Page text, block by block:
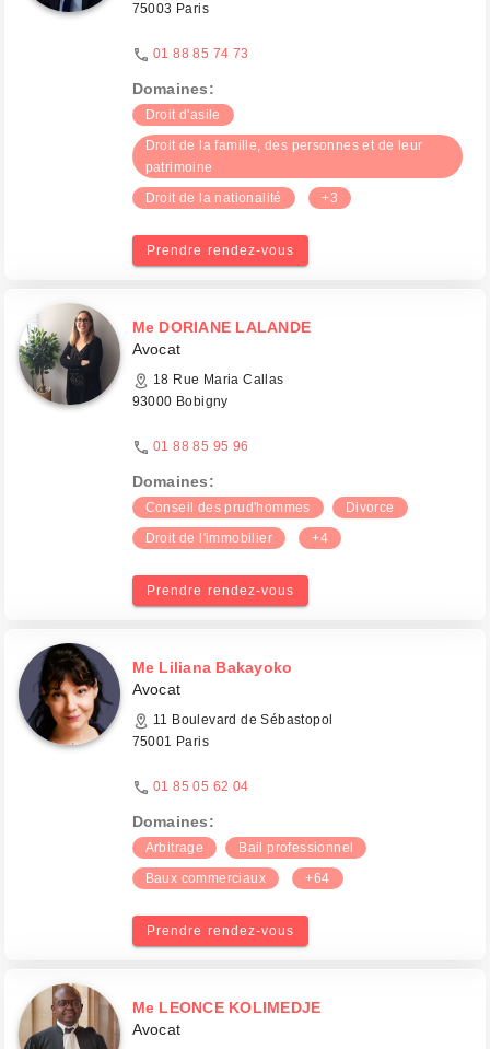
75003 Paris
01 88 85 74 73
Domaines:
Droit d'asile
Droit de la famille, des personnes et de leur
patrimoine
Droit de la nationalité
+3
Prendre rendez-vous
Me DORIANE LALANDE
Avocat
18 Rue Maria Callas
93000 Bobigny
01 88 85 95 96
Domaines:
Conseil des prud'hommes
Divorce
Droit de l'immobilier
+4
Prendre rendez-vous
Me Liliana Bakayoko
Avocat
11 Boulevard de Sébastopol
75001 Paris
01 85 05 62 04
Domaines:
Arbitrage
Bail professionnel
Baux commerciaux
+64
Prendre rendez-vous
Me LEONCE KOLIMEDJE
Avocat